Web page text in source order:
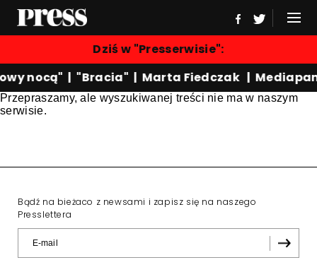
Dziś w "Presserwisie":
nocą" | "Bracia" | Marta Fiedczak |
Przepraszamy, ale wyszukiwanej treści nie ma w naszym
serwisie.
Bądź na bieżaco z newsami i zapisz się na naszego
Presslettera